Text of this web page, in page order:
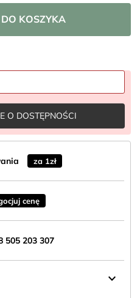
KOSZYKA
O DOSTĘPNOŚCI
za 1zł
cenę
505 203 307
keyboard_arrow_down